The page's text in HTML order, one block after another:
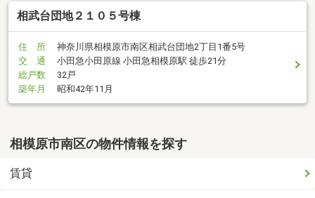
相武台団地２１０５号棟
住 所
神奈川県相模原市南区相武台団地2丁目1番5号
交 通
小田急小田原線 小田急相模原駅 徒歩21分
総戸数
32戸
築年月
昭和42年11月
相模原市南区の物件情報を探す
賃貸